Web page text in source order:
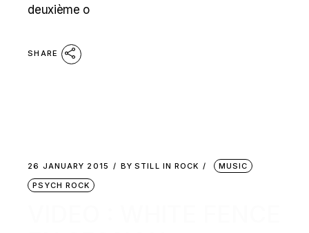
deuxième o
SHARE
26 JANUARY 2015 BY STILL IN ROCK
MUSIC
PSYCH ROCK